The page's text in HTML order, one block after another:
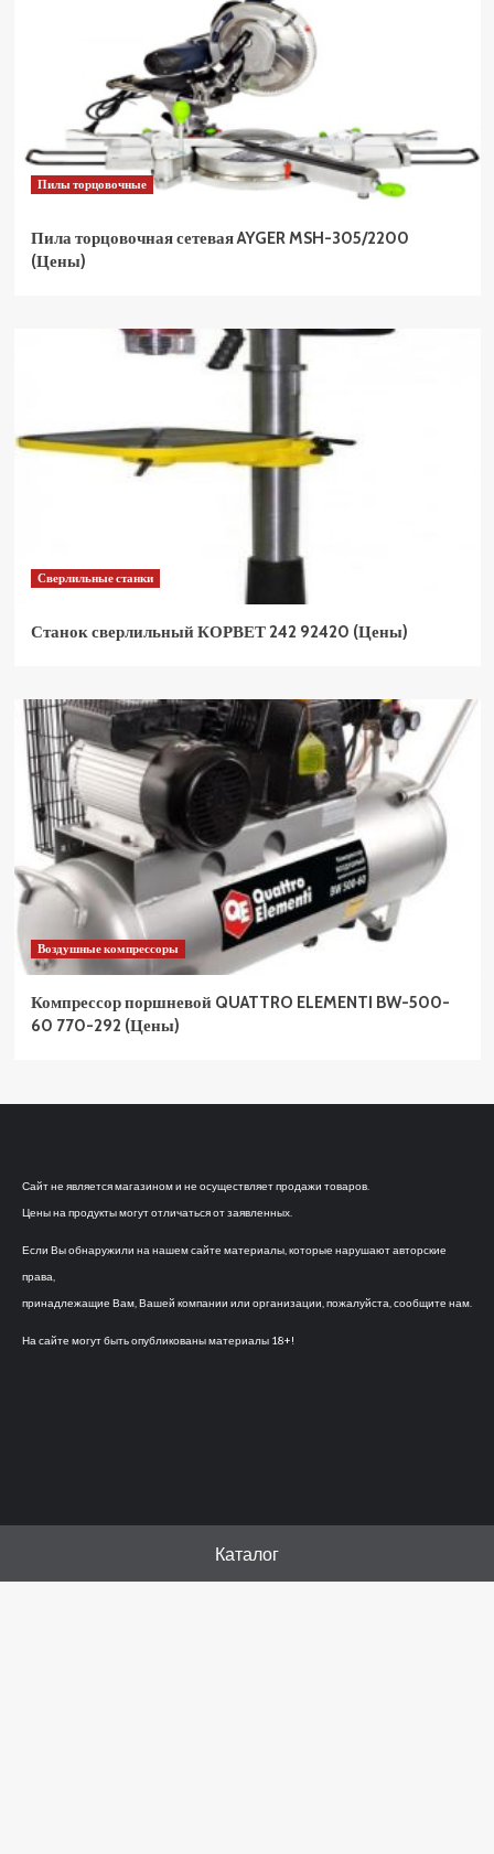
Пилы торцовочные
Пила торцовочная сетевая AYGER MSH-305/2200
(Цены)
Сверлильные станки
Станок сверлильный КОРВЕТ 242 92420 (Цены)
Воздушные компрессоры
Компрессор поршневой QUATTRO ELEMENTI BW-500-
60 770-292 (Цены)
Сайт не является магазином и не осуществляет продажи товаров.
Цены на продукты могут отличаться от заявленных.
Если Вы обнаружили на нашем сайте материалы, которые нарушают авторские
права,
принадлежащие Вам, Вашей компании или организации, пожалуйста, сообщите нам.
На сайте могут быть опубликованы материалы 18+!
Каталог